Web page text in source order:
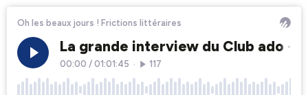
Oh les beaux jours ! Frictions littéraires
La grande interview du Club ado -
00:00 / 01:01:45 117